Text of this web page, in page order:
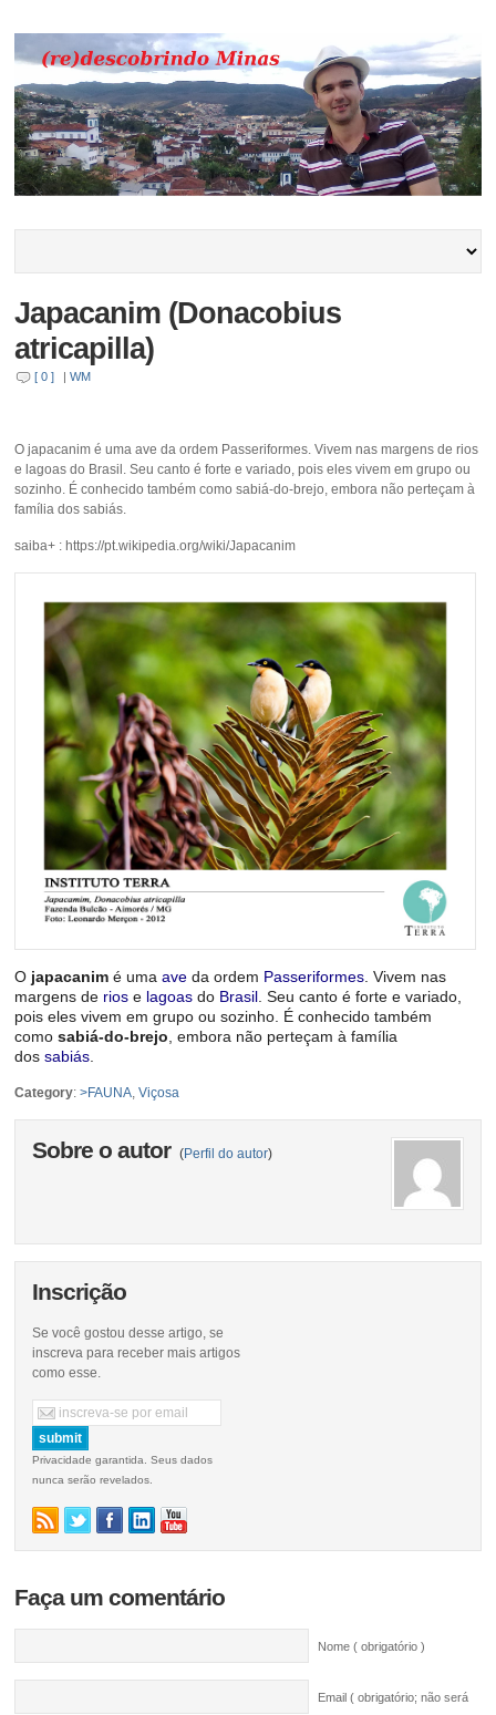
Japacanim (Donacobius
atricapilla)
[ 0 ] |WM
O japacanim é uma ave da ordem Passeriformes. Vivem nas margens de rios
e lagoas do Brasil. Seu canto é forte e variado, pois eles vivem em grupo ou
sozinho. É conhecido também como sabiá-do-brejo, embora não perteçam à
família dos sabiás.
saiba+ : https://pt.wikipedia.org/wiki/Japacanim
O japacanim é umaave da ordem Passeriformes . Vivem nas
margens de rios e lagoas do Brasil . Seu canto é forte e variado,
pois eles vivem em grupo ou sozinho. É conhecido também
comosabiá-do-brejo , embora não perteçam à família
dossabiás
Category:>FAUNA ,Viçosa
Sobre o autor (Perfil do autor)
Inscrição
Se você gostou desse artigo, se
inscreva para receber mais artigos
como esse.
Privacidade garantida. Seus dados
nunca serão revelados.
Faça um comentário
Nome ( obrigatório )
Email ( obrigatório; não será